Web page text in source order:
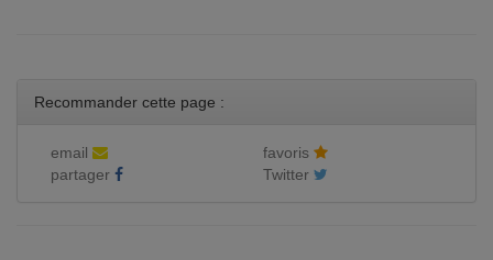
Recommander cette page :
email
favoris
partager
Twitter